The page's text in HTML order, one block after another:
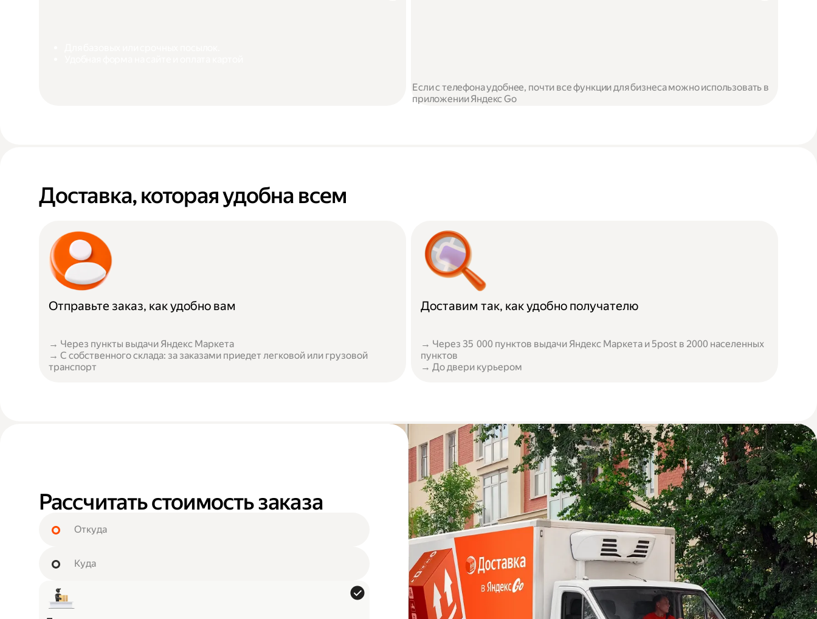
Если с телефона удобнее, почти все функции для бизнеса можно использовать в
приложении Яндекс Go
Доставка, которая удобна всем
Отправьте заказ, как удобно вам
→ Через пункты выдачи Яндекс Маркета
→ С собственного склада: за заказами приедет легковой или грузовой
транспорт
Доставим так, как удобно получателю
→ Через 35 000 пунктов выдачи Яндекс Маркета и 5post в 2000 населенных
пунктов
→ До двери курьером
Рассчитать стоимость заказа